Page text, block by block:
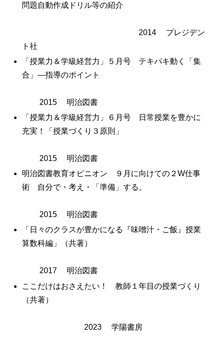
問題自動作成ドリル等の紹介
2014 プレジデン
ト社
「授業力＆学級経営力」５月号 テキパキ動く「集
合」—指導のポイント
2015 明治図書
「授業力＆学級経営力」６月号 日常授業を豊かに
充実！「授業づくり３原則」
2015 明治図書
明治図書教育オピニオン ９月に向けての２W仕事
術 自分で・考え・「準備」する。
2015 明治図書
「日々のクラスが豊かになる『味噌汁・ご飯』授業
算数科編」（共著）
2017 明治図書
ここだけはおさえたい！ 教師１年目の授業づくり
（共著）
2023 学陽書房